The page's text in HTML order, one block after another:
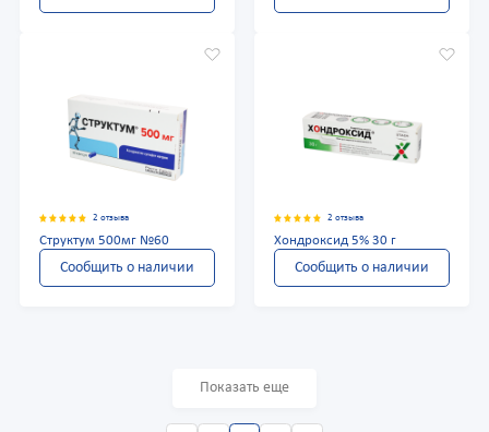
2 отзыва
Структум 500мг №60
Сообщить о наличии
2 отзыва
Хондроксид 5% 30 г
Сообщить о наличии
Показать еще